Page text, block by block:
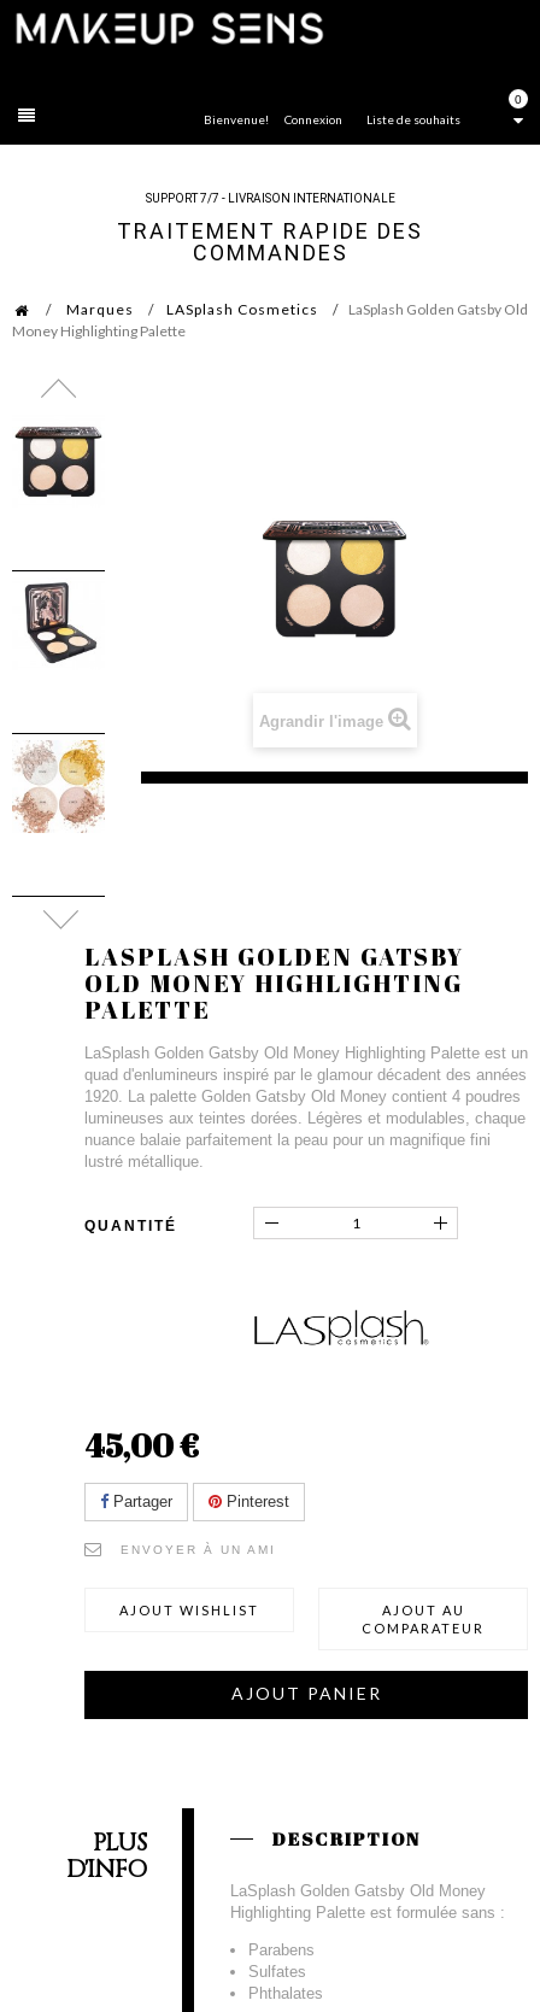
0
Liste de souhaits
Bienvenue! Connexion
SUPPORT 7/7 - LIVRAISON INTERNATIONALE
TRAITEMENT RAPIDE DES
COMMANDES
Marques LASplash Cosmetics
LaSplash Golden Gatsby Old
Money Highlighting Palette
Agrandir l'image
LASPLASH GOLDEN GATSBY
OLD MONEY HIGHLIGHTING
PALETTE
LaSplash Golden Gatsby Old Money Highlighting Palette est un
quad d'enlumineurs inspiré par le glamour décadent des années
1920. La palette Golden Gatsby Old Money contient 4 poudres
lumineuses aux teintes dorées. Légères et modulables, chaque
nuance balaie parfaitement la peau pour un magnifique fini
lustré métallique.
QUANTITÉ
45,00 €
Partager Pinterest
ENVOYER À UN AMI
AJOUT WISHLIST
AJOUT AU
COMPARATEUR
AJOUT PANIER
PLUS
D'INFO
DESCRIPTION
LaSplash Golden Gatsby Old Money
Highlighting Palette est formulée sans :
Parabens
Sulfates
Phthalates